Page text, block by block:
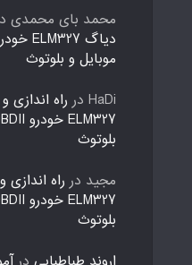
محمد بای محمدی
موبایل و بلوتوث
HaDi در راه اندازی
بلوتوث
مجید در راه اندازی
بلوتوث